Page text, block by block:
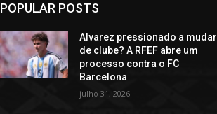
POPULAR POSTS
Alvarez pressionado a mudar
de clube? A RFEF abre um
processo contra o FC
Barcelona
julho 31, 2026